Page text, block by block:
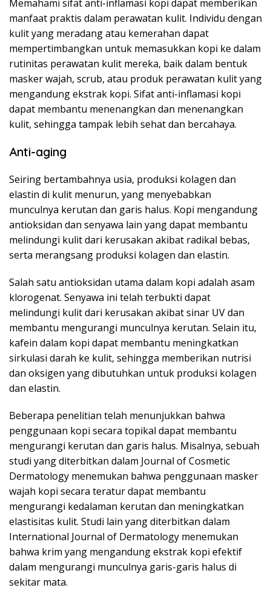
Memahami sifat anti-inflamasi kopi dapat memberikan
manfaat praktis dalam perawatan kulit. Individu dengan
kulit yang meradang atau kemerahan dapat
mempertimbangkan untuk memasukkan kopi ke dalam
rutinitas perawatan kulit mereka, baik dalam bentuk
masker wajah, scrub, atau produk perawatan kulit yang
mengandung ekstrak kopi. Sifat anti-inflamasi kopi
dapat membantu menenangkan dan menenangkan
kulit, sehingga tampak lebih sehat dan bercahaya.
Anti-aging
Seiring bertambahnya usia, produksi kolagen dan
elastin di kulit menurun, yang menyebabkan
munculnya kerutan dan garis halus. Kopi mengandung
antioksidan dan senyawa lain yang dapat membantu
melindungi kulit dari kerusakan akibat radikal bebas,
serta merangsang produksi kolagen dan elastin.
Salah satu antioksidan utama dalam kopi adalah asam
klorogenat. Senyawa ini telah terbukti dapat
melindungi kulit dari kerusakan akibat sinar UV dan
membantu mengurangi munculnya kerutan. Selain itu,
kafein dalam kopi dapat membantu meningkatkan
sirkulasi darah ke kulit, sehingga memberikan nutrisi
dan oksigen yang dibutuhkan untuk produksi kolagen
dan elastin.
Beberapa penelitian telah menunjukkan bahwa
penggunaan kopi secara topikal dapat membantu
mengurangi kerutan dan garis halus. Misalnya, sebuah
studi yang diterbitkan dalam Journal of Cosmetic
Dermatology menemukan bahwa penggunaan masker
wajah kopi secara teratur dapat membantu
mengurangi kedalaman kerutan dan meningkatkan
elastisitas kulit. Studi lain yang diterbitkan dalam
International Journal of Dermatology menemukan
bahwa krim yang mengandung ekstrak kopi efektif
dalam mengurangi munculnya garis-garis halus di
sekitar mata.